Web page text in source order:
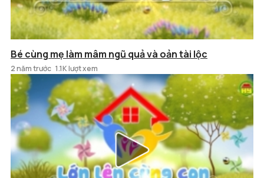
Bé cùng mẹ làm mâm ngũ quả và oản tài lộc
2 năm trước 1.1K lượt xem